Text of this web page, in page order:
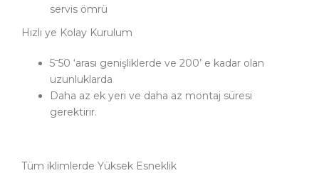
servis ömrü
Hızlı ye Kolay Kurulum
5–50 ‘arası genişliklerde ve 200’ e kadar olan
uzunluklarda
Daha az ek yeri ve daha az montaj süresi
gerektirir.
Tüm iklimlerde Yüksek Esneklik